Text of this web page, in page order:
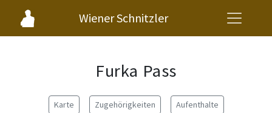
Wiener Schnitzler
Furka Pass
Karte Zugehörigkeiten Aufenthalte